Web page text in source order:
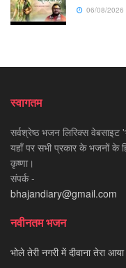
06/08/2026
स्वागतम
सर्वश्रेष्ठ भजन लिरिक्स
यहाँ पर सभी प्रकार के भजनों के
कृष्णा।
संपर्क -
bhajandiary@gmail.com
नवीनतम भजन
भोले तेरी नगरी में दीवाना तेरा